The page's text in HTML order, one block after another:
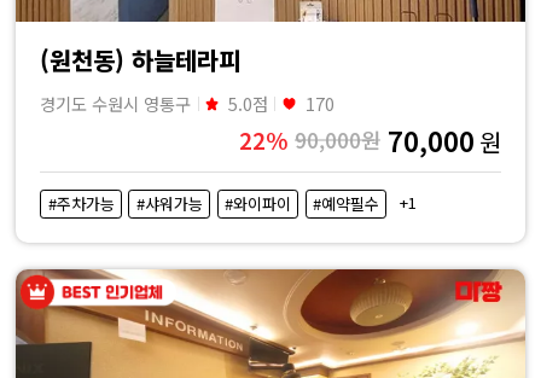
(원천동) 하늘테라피
경기도 수원시 영통구 5.0점 170
22% 90,000원 70,000 원
#주차가능 #샤워가능 #와이파이 #예약필수 +1